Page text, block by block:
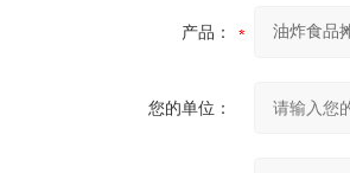
产品：
您的单位：